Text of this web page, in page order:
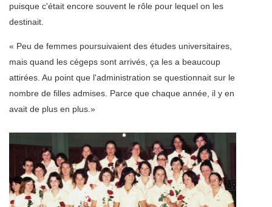
puisque c'était encore souvent le rôle pour lequel on les
destinait.
« Peu de femmes poursuivaient des études universitaires,
mais quand les cégeps sont arrivés, ça les a beaucoup
attirées. Au point que l'administration se questionnait sur le
nombre de filles admises. Parce que chaque année, il y en
avait de plus en plus.»